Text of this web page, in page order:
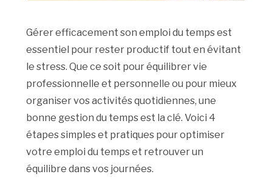
Gérer efficacement son emploi du temps est
essentiel pour rester productif tout en évitant
le stress. Que ce soit pour équilibrer vie
professionnelle et personnelle ou pour mieux
organiser vos activités quotidiennes, une
bonne gestion du temps est la clé. Voici 4
étapes simples et pratiques pour optimiser
votre emploi du temps et retrouver un
équilibre dans vos journées.